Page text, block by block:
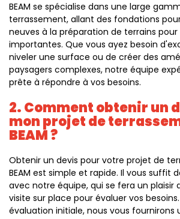
BEAM se spécialise dans une large
terrassement, allant des fondations
neuves à la préparation de terrains
importantes. Que vous ayez besoin
niveler une surface ou de créer des
paysagers complexes, notre équipe
prête à répondre à vos besoins.
2. Comment obtenir un
mon projet de
BEAM ?
Obtenir un devis pour votre projet de
BEAM est simple et rapide. Il vous suffit
avec notre équipe, qui se fera un plaisir
visite sur place pour évaluer vos
évaluation initiale, nous vous fournirons